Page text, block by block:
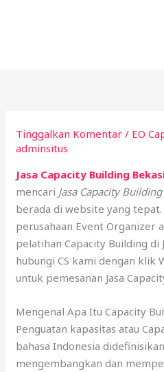
Tinggalkan Komentar / EO
adminsitus
Jasa Capacity Building
mencari Jasa Capacity
berada di website yang
perusahaan Event Organizer
pelatihan Capacity Building di
hubungi CS kami dengan klik
untuk pemesanan Jasa
Mengenal Apa Itu Capacity
Penguatan kapasitas atau
bahasa Indonesia
mengembangkan dan